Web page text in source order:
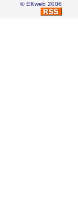
© EKweb 2006